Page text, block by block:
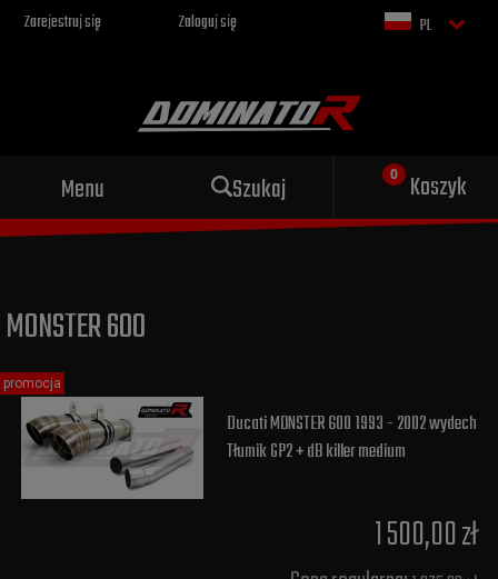
Zarejestruj się Zaloguj się PL
Menu Szukaj Koszyk
Sportowy wydech dla Twojego
MONSTER 600
Ducati MONSTER 600 1993 - 2002 wydech
Tłumik GP2 + dB killer medium
1 500,00 zł
promocja